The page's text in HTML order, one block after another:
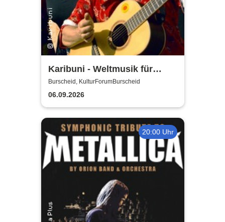
Karibuni - Weltmusik für
Kinder
Burscheid, KulturForumBurscheid
06.09.2026
20:00 Uhr